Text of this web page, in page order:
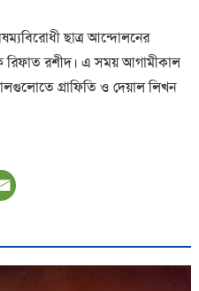
ছাত্র আন্দোলনের
রিফাত রশীদ। এ সময় আগামীকাল
গ্রাফিতি ও দেয়াল লিখন